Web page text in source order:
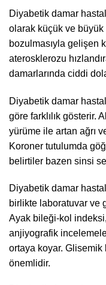
Diyabetik damar
olarak küçük ve büyük
bozulmasıyla gelişen
aterosklerozu
damarlarında ciddi
Diyabetik damar
göre farklılık gösterir.
yürüme ile artan ağrı
Koroner tutulumda
belirtiler bazen sinsi
Diyabetik damar
birlikte laboratuvar ve
Ayak bileği-kol
anjiyografik incelemeler
ortaya koyar. Glisemik
önemlidir.